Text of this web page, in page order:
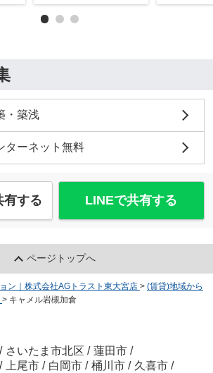
・築浅
ターネット無料
有する LINEで共有する
ページトップへ
ン｜株式会社AGトラスト東大宮店 > (賃貸)地域から
> キャメル岩槻加倉
/ さいたま市北区 / 蓮田市 /
/ 上尾市 / 白岡市 / 桶川市 / 久喜市 /